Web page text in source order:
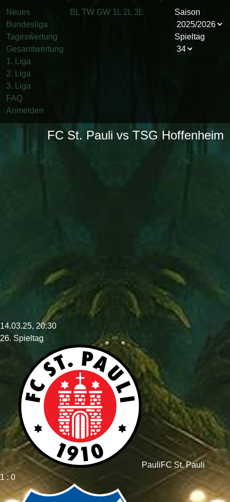
Neues
Bundesliga
Tageswertung
Gesamtwertung
1. Liga
2. Liga
3. Liga
FAQ
Anmelden
BL TW GW 1L 2L 3L Saison
Spieltag
FC St. Pauli vs TSG Hoffenheim
14.03.25, 20:30
26. Spieltag
PauliFC St. Pauli
1 : 0